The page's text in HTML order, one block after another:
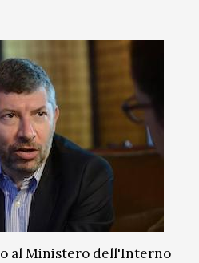
al Ministero dell'Interno